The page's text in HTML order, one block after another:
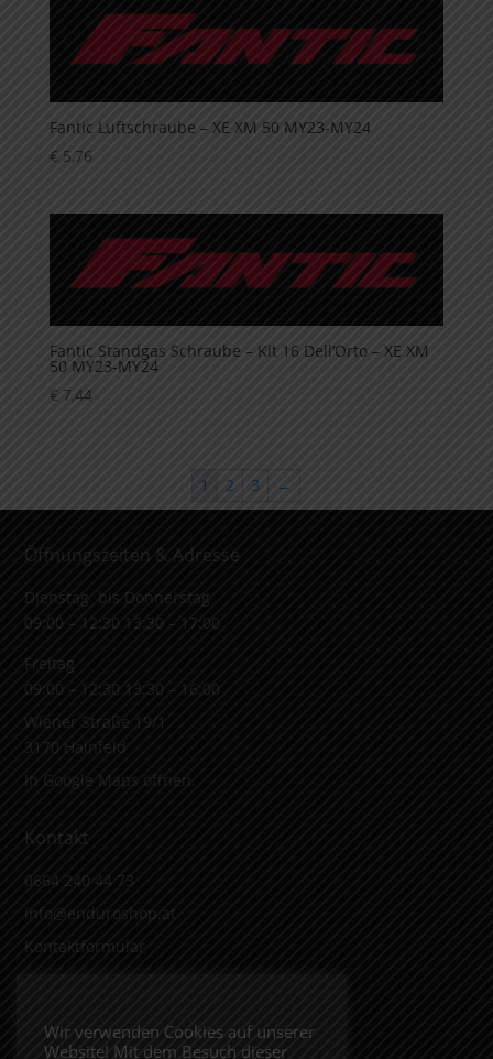
Fantic Luftschraube – XE XM 50 MY23-MY24
€5,76
Fantic Standgas Schraube – Kit 16 Dell’Orto – XE XM
50 MY23-MY24
€7,44
1 2 3 →
Öffnungszeiten & Adresse
Dienstag bis Donnerstag
09:00 – 12:30 13:30 – 17:00
Freitag
09:00 – 12:30 13:30 – 16:00
Wiener Straße 19/1
3170 Hainfeld
In Google Maps öffnen.
Kontakt
0664 240 44 73
info@enduroshop.at
Kontaktformular
Impressum
Wir verwenden Cookies auf unserer
Website! Mit dem Besuch dieser